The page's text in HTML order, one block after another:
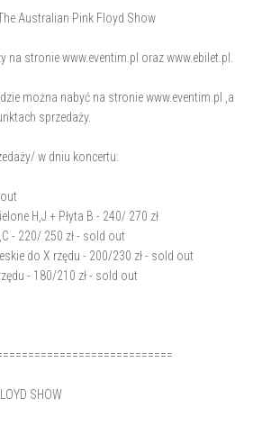
Australian Pink Floyd Show
na stronie www.eventim.pl oraz www.ebilet.pl.
można nabyć na stronie www.eventim.pl ,a
sprzedaży.
w dniu koncertu:
H,J + Płyta B - 240/ 270 zł
- 220/ 250 zł - sold out
do X rzędu - 200/230 zł - sold out
- 180/210 zł - sold out
SHOW